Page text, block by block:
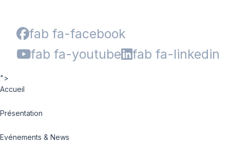
fab fa-facebook
fab fa-youtube
fab fa-linkedin
">
Accueil
Présentation
Evénements & News